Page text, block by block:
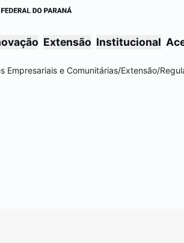
Extensão Institucional
Empresariais e Comunitárias/Extensão/